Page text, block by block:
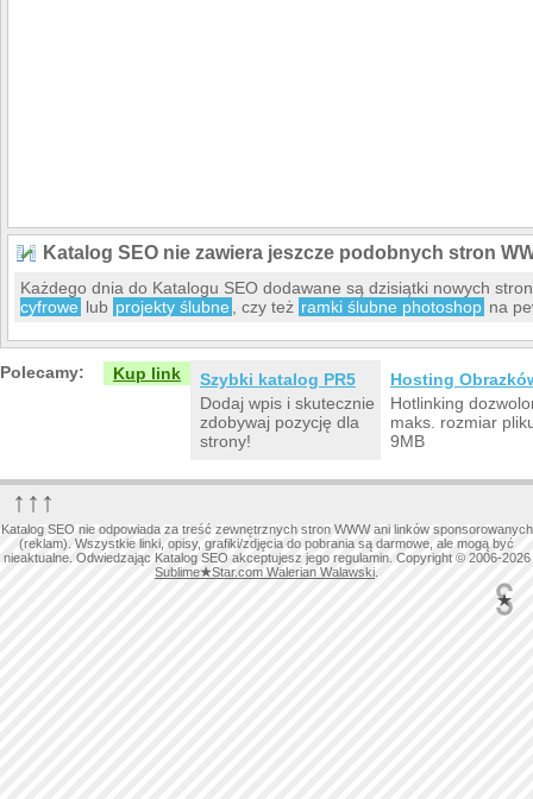
Katalog SEO nie zawiera jeszcze podobnych stron
Każdego dnia do Katalogu SEO dodawane są dzisiątki nowych
cyfrowe lub projekty ślubne , czy też ramki ślubne photoshop na
Polecamy: Kup link
Szybki katalog PR5
Dodaj wpis i skutecznie
zdobywaj pozycję dla
strony!
Hosting
Hotlinking
maks. rozmiar
9MB
↑↑↑
Katalog SEO nie odpowiada za treść zewnętrznych stron WWW ani linków sponsorowanych
(reklam). Wszystkie linki, opisy, grafiki/zdjęcia do pobrania są darmowe, ale mogą być
nieaktualne. Odwiedzając Katalog SEO akceptujesz jego regulamin. Copyright © 2006-2026
Sublime★Star.com Walerian Walawski